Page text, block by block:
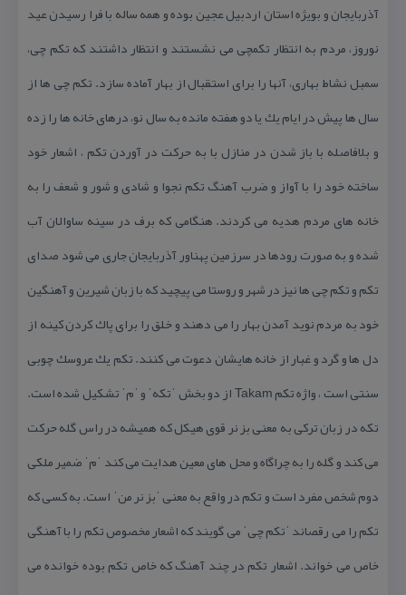
آذربایجان و بویژه استان اردبیل عجین بوده و همه ساله با فرا رسیدن عید
نوروز، مردم به انتظار تكمچی می نشستند و انتظار داشتند كه تكم چی،
سمبل نشاط بهاری، آنها را برای استقبال از بهار آماده سازد. تكم چی ها از
سال ها پیش در ایام یك یا دو هفته مانده به سال نو، درهای خانه ها را زده
و بلافاصله با باز شدن در منازل با به حركت در آوردن تكم ، اشعار خود
ساخته خود را با آواز و ضرب آهنگ تكم نجوا و شادی و شور و شعف را به
خانه های مردم هدیه می كردند. هنگامی كه برف در سینه ساوالان آب
شده و به صورت رودها در سرزمین پهناور آذربایجان جاری می شود صدای
تكم و تكم چی ها نیز در شهر و روستا می پیچید كه با زبان شیرین و آهنگین
خود به مردم نوید آمدن بهار را می دهند و خلق را برای پاك كردن كینه از
دل ها و گرد و غبار از خانه هایشان دعوت می كنند. تكم یك عروسك چوبی
سنتی است ، واژه تكم Takam از دو بخش ˈتكهˈ و ˈمˈ تشكیل شده است.
تكه در زبان تركی به معنی بز نر قوی هیكل كه همیشه در راس گله حركت
می كند و گله را به چراگاه و محل های معین هدایت می كند ˈمˈ ضمیر ملكی
دوم شخص مفرد است و تكم در واقع به معنی ˈبز نر منˈ است. به كسی كه
تكم را می رقصاند ˈتكم چیˈ می گویند كه اشعار مخصوص تكم را با آهنگی
خاص می خواند. اشعار تكم در چند آهنگ كه خاص تكم بوده خوانده می